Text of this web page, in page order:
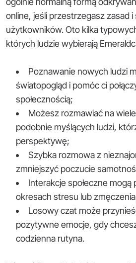
online, jeśli przestrzegasz zasad
użytkowników. Oto kilka
których ludzie wybierają
Poznawanie nowych ludzi
światopogląd i pomóc ci
społecznością;
Możesz rozmawiać na
podobnie myślących ludzi,
perspektywę;
Szybka rozmowa z
zmniejszyć poczucie
Interakcje społeczne
okresach stresu lub
Losowy czat może
pozytywne emocje, gdy
codzienna rutyna.